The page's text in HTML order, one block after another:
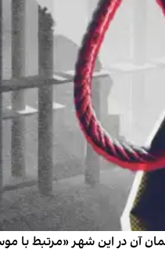
آن در این شهر «مرتبط